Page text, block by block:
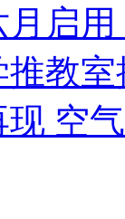
启
教
空